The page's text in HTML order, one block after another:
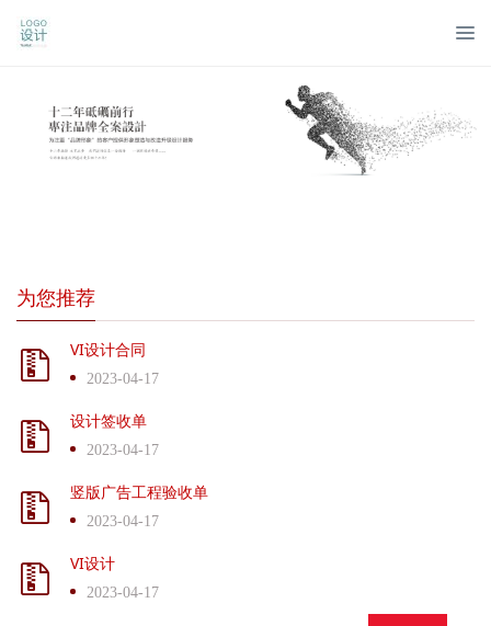
为您推荐
VI设计合同
2023-04-17
设计签收单
2023-04-17
竖版广告工程验收单
2023-04-17
VI设计
2023-04-17